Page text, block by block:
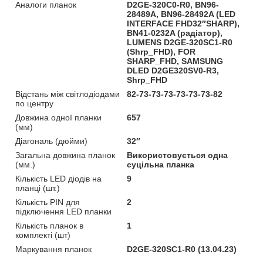
Аналоги планок
D2GE-320C0-R0, BN96-
28489A, BN96-28492A (LED
INTERFACE FHD32″SHARP),
BN41-0232A (радіатор),
LUMENS D2GE-320SC1-R0
(Shrp_FHD), FOR
SHARP_FHD, SAMSUNG
DLED D2GE320SV0-R3,
Shrp_FHD
Відстань між світлодіодами
по центру
82-73-73-73-73-73-73-82
Довжина одної планки
(мм)
657
Діагональ (дюйми)
32″
Загальна довжина планок
(мм.)
Використовується одна
суцільна планка
Кількість LED діодів на
планці (шт.)
9
Кількість PIN для
підключення LED планки
2
Кількість планок в
комплекті (шт)
1
Маркування планок
D2GE-320SC1-R0 (13.04.23)